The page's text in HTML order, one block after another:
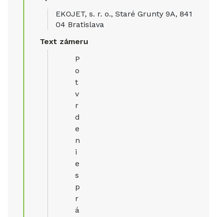
EKOJET, s. r. o., Staré Grunty 9A, 841
04 Bratislava
Text zámeru
P
o
t
v
r
d
e
n
i
e
s
p
r
á